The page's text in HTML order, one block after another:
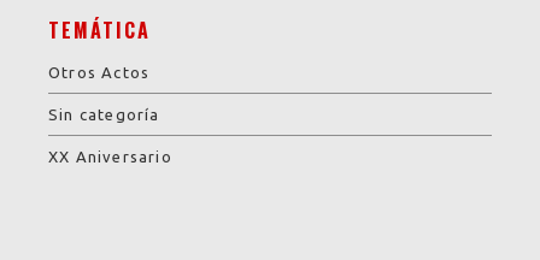
TEMÁTICA
Otros Actos
Sin categoría
XX Aniversario